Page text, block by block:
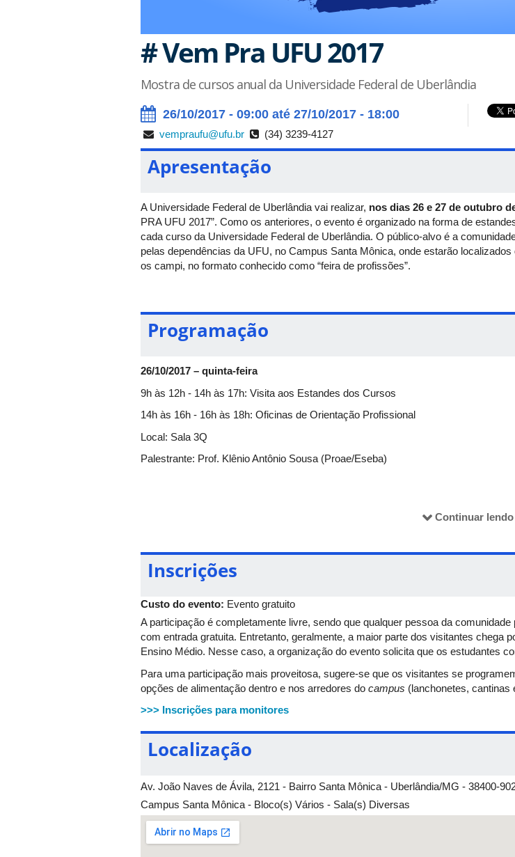
# Vem Pra UFU 2017
Mostra de cursos anual da Universidade Federal de Uberlândia
26/10/2017 - 09:00 até 27/10/2017 - 18:00
vempraufu@ufu.br (34) 3239-4127
Apresentação
A Universidade Federal de Uberlândia vai realizar, nos dias 26 e 27 de outubro
PRA UFU 2017”. Como os anteriores, o evento é organizado na forma de
cada curso da Universidade Federal de Uberlândia. O público-alvo é a
pelas dependências da UFU, no Campus Santa Mônica, onde estarão
os campi, no formato conhecido como “feira de profissões”.
Programação
26/10/2017 – quinta-feira
9h às 12h - 14h às 17h: Visita aos Estandes dos Cursos
14h às 16h - 16h às 18h: Oficinas de Orientação Profissional
Local: Sala 3Q
Palestrante: Prof. Klênio Antônio Sousa (Proae/Eseba)
Local: Sala Multiuso da Drii, Bloco 3P, Sala 3P02, Reitoria
27/10/2017 – sexta-feira
9h às 12h - 14h às 17h: Visita aos Estandes dos Cursos
Local: Sala 3Q
09h30 às 11h30 – 15h às 17h: Apresentações Culturais
Local: Praça ao lado do Banco do Brasil
Continuar lendo
Inscrições
Custo do evento: Evento gratuito
A participação é completamente livre, sendo que qualquer pessoa da
com entrada gratuita. Entretanto, geralmente, a maior parte dos visitantes chega
Ensino Médio. Nesse caso, a organização do evento solicita que os estudantes
Para uma participação mais proveitosa, sugere-se que os visitantes se
opções de alimentação dentro e nos arredores do campus (lanchonetes, cantinas
>>> Inscrições para monitores
Localização
Av. João Naves de Ávila, 2121 - Bairro Santa Mônica - Uberlândia/MG - 38400-
Campus Santa Mônica - Bloco(s) Vários - Sala(s) Diversas